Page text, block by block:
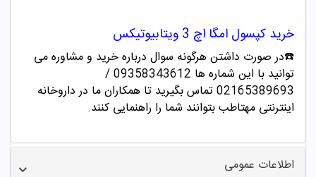
خرید کپسول امگا اچ 3 ویتابیوتیکس
☎️در صورت داشتن هرگونه سوال درباره خرید و مشاوره می
توانید با این شماره ها 09358343612 /
02165389693تماس بگیرید تا همکاران ما در داروخانه
اینترنتی مهتاطب بتوانند شما را راهنمایی کنند.
اطلاعات عمومی